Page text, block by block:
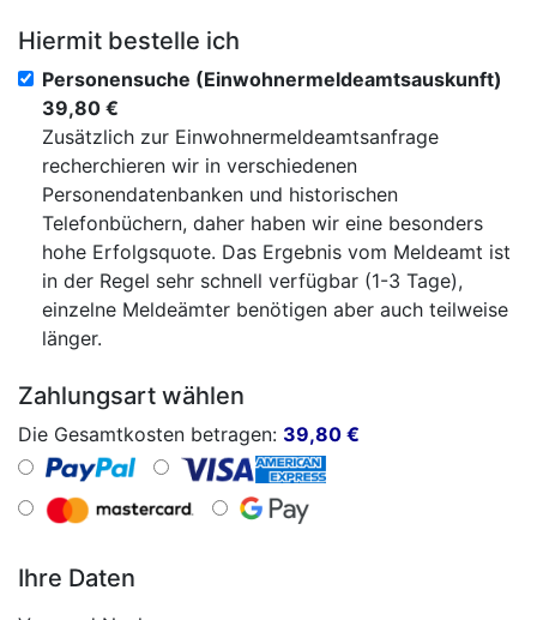
Hiermit bestelle ich
Personensuche (Einwohnermeldeamtsauskunft)
39,80 €
Zusätzlich zur Einwohnermeldeamtsanfrage
recherchieren wir in verschiedenen
Personendatenbanken und historischen
Telefonbüchern, daher haben wir eine besonders
hohe Erfolgsquote. Das Ergebnis vom Meldeamt ist
in der Regel sehr schnell verfügbar (1-3 Tage),
einzelne Meldeämter benötigen aber auch teilweise
länger.
Zahlungsart wählen
Die Gesamtkosten betragen: 39,80 €
Ihre Daten